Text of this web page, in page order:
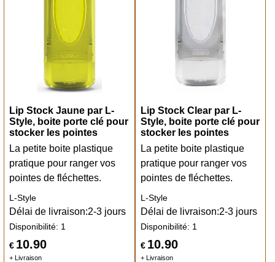
Lip Stock Jaune par L-
Style, boite porte clé pour
stocker les pointes
La petite boite plastique
pratique pour ranger vos
pointes de fléchettes.
€ 10.90
+ Livraison
L-Style
Délai de livraison:2-3 jours
Disponibilité: 1
Lip Stock Clear par L-
Style, boite porte clé pour
stocker les pointes
La petite boite plastique
pratique pour ranger vos
pointes de fléchettes.
€ 10.90
+ Livraison
L-Style
Délai de livraison:2-3 jours
Disponibilité: 1